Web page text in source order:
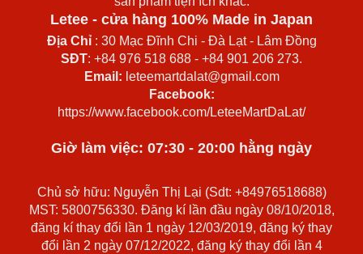
Letee - cửa hàng 100% Made in Japan
Địa Chỉ: 30 Mạc Đĩnh Chi - Đà Lạt - Lâm Đồng
SĐT: +84 976 518 688 - +84 901 206 273.
Email: leteemartdalat@gmail.com
Facebook:
https://www.facebook.com/LeteeMartDaLat/
Giờ làm việc: 07:30 - 20:00 hằng ngày
Chủ sở hữu: Nguyễn Thị Lại (Sdt: +84976518688)
MST: 5800756330. Đăng kí lần đầu ngày 08/10/2018,
đăng kí thay đổi lần 1 ngày 12/03/2019, đăng ký thay
đổi lần 2 ngày 07/12/2022, đăng ký thay đổi lần 4